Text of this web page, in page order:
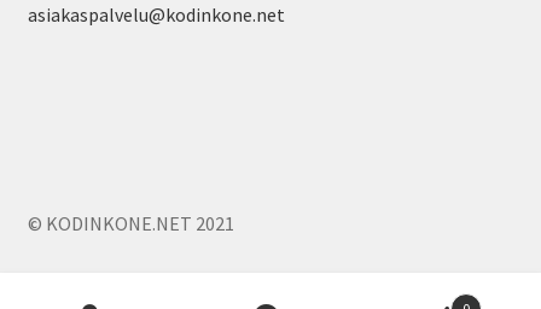
asiakaspalvelu@kodinkone.net
© KODINKONE.NET 2021